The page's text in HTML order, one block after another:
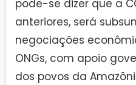
pode-se dizer que a
anteriores, será
negociações
ONGs, com apoio
dos povos da